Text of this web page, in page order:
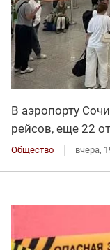
В аэропорту
рейсов, еще 22
Общество вчера,